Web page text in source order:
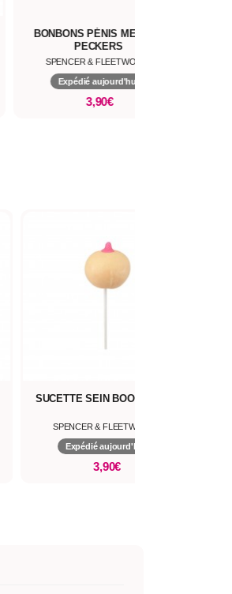
BONBONS PÉNIS MENTHE
PECKERS
SPENCER & FLEETWOOD
Expédié aujourd'hui*
3,90€
SUCETTE SEIN BOOBIE POP
SPENCER & FLEETWOOD
Expédié aujourd'hui*
3,90€